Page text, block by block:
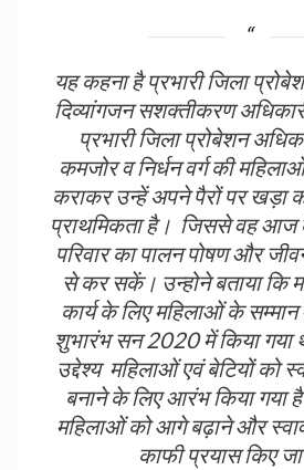
यह कहना है प्रभारी जिला
दिव्यांगजन सशक्तीकरण
प्रभारी जिला प्रोबेशन
कमजोर व निर्धन वर्ग की
कराकर उन्हें अपने पैरों पर खड़ा
प्राथमिकता है। जिससे वह
परिवार का पालन पोषण और
से कर सकें। उन्होने बताया कि
कार्य के लिए महिलाओं के
शुभारंभ सन 2020 में किया गया
उद्देश्य महिलाओं एवं बेटियों को
बनाने के लिए आरंभ किया गया
महिलाओं को आगे बढ़ाने और
काफी प्रयास किए